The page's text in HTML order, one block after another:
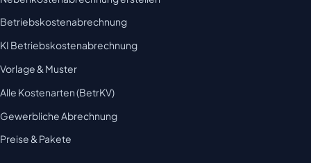
Betriebskostenabrechnung
KI Betriebskostenabrechnung
Vorlage & Muster
Alle Kostenarten (BetrKV)
Gewerbliche Abrechnung
Preise & Pakete